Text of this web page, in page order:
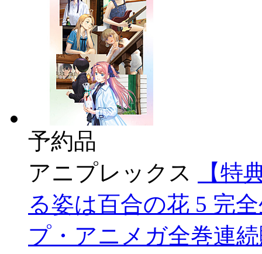
予約品
アニプレックス
【特
る姿は百合の花 5 完
プ・アニメガ全巻連